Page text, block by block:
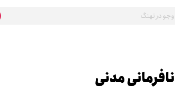
نافرمانی مدنی